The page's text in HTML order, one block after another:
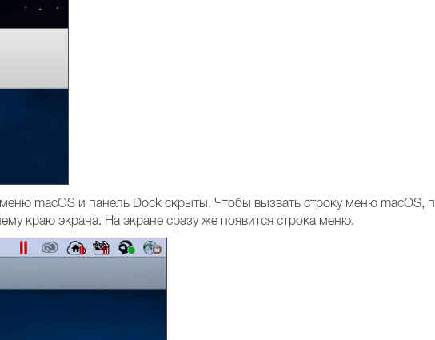
macOS и панель Dock скрыты. Чтобы вызвать строку меню macOS,
краю экрана. На экране сразу же появится строка меню.